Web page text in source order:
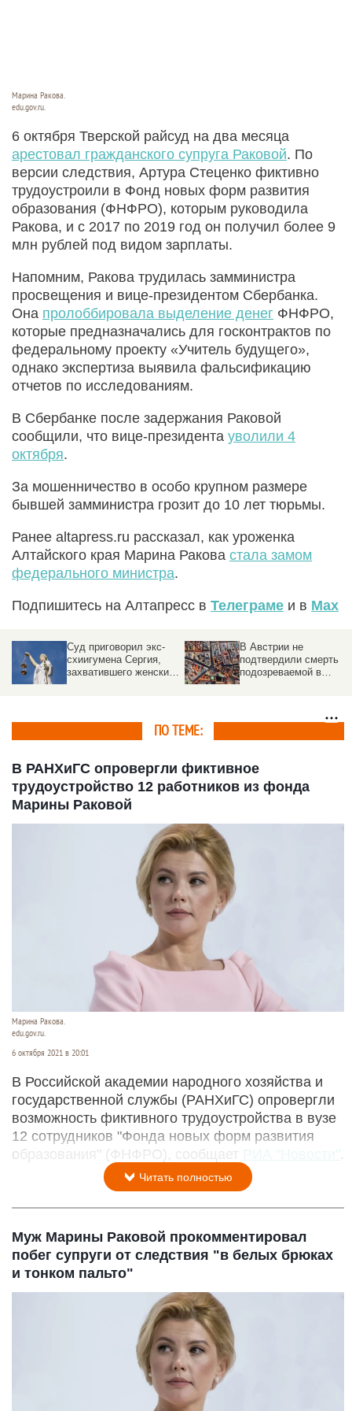
Марина Ракова.
edu.gov.ru.
6 октября Тверской райсуд на два месяца
арестовал гражданского супруга Раковой. По
версии следствия, Артура Стеценко фиктивно
трудоустроили в Фонд новых форм развития
образования (ФНФРО), которым руководила
Ракова, и с 2017 по 2019 год он получил более 9
млн рублей под видом зарплаты.
Напомним, Ракова трудилась замминистра
просвещения и вице-президентом Сбербанка.
Она пролоббировала выделение денег ФНФРО,
которые предназначались для госконтрактов по
федеральному проекту «Учитель будущего»,
однако экспертиза выявила фальсификацию
отчетов по исследованиям.
В Сбербанке после задержания Раковой
сообщили, что вице-президента уволили 4
октября.
За мошенничество в особо крупном размере
бывшей замминистра грозит до 10 лет тюрьмы.
Ранее altapress.ru рассказал, как уроженка
Алтайского края Марина Ракова стала замом
федерального министра.
Подпишитесь на Алтапресс в Телеграме и в Max
Суд приговорил экс-
схиигумена Сергия,
захватившего женский
В Австрии не
подтвердили смерть
подозреваемой в
ПО ТЕМЕ:
В РАНХиГС опровергли фиктивное
трудоустройство 12 работников из фонда
Марины Раковой
Марина Ракова.
edu.gov.ru.
6 октября 2021 в 20:01
В Российской академии народного хозяйства и
государственной службы (РАНХиГС) опровергли
возможность фиктивного трудоустройства в вузе
12 сотрудников "Фонда новых форм развития
образования" (ФНФРО), сообщает РИА "Новости".
Читать полностью
Муж Марины Раковой прокомментировал
побег супруги от следствия "в белых брюках
и тонком пальто"